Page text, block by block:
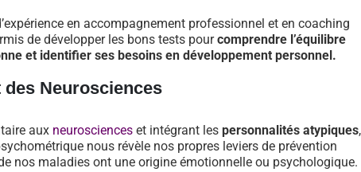
en accompagnement professionnel et en coaching
de développer les bons tests pourcomprendre l’équilibre
et identifier ses besoins en développement personnel.
des Neurosciences
aux neurosciences et intégrant les personnalités atypiques,
nous révèle nos propres leviers de prévention
nos maladies ont une origine émotionnelle ou psychologique.